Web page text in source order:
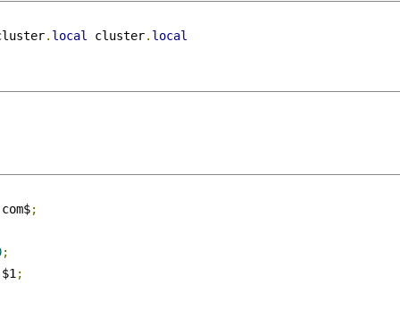
. local cluster. local
;
;
$1 ;